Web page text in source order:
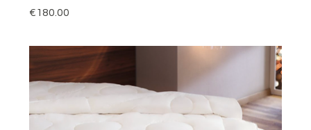
Price
€180.00